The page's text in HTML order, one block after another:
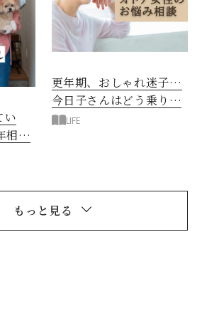
い
相応
ツ
更年期、おしゃれ迷子…
今日子さんはどう乗り越
えた？
LIFE
もっと見る